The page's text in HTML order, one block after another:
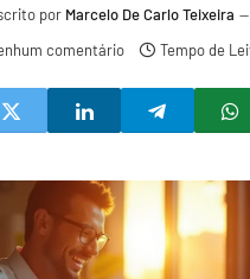
por Marcelo De Carlo Teixeira
comentário
Tempo de